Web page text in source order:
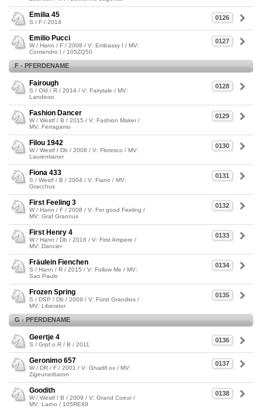
0126
Emilia 45
S / F / 2014
0127
Emilio Pucci
W / Hann / F / 2008 / V: Embassy I / MV:
Contendro I / 105ZQ50
F - PFERDENAME
0128
Fairough
S / Old / R / 2014 / V: Fairytale / MV:
Landioso
0129
Fashion Dancer
W / Westf / B / 2015 / V: Fashion Maker /
MV: Ferragamo
0130
Filou 1942
W / Westf / Db / 2008 / V: Floresco / MV:
Laurentianer
0131
Fiona 433
S / Westf / B / 2004 / V: Fiano / MV:
Gracchus
0132
First Feeling 3
W / Hann / F / 2008 / V: For good Feeling /
MV: Graf Grannus
0133
First Henry 4
W / Hann / Db / 2016 / V: First Ampere /
MV: Dancier
0134
Fräulein Fienchen
S / Hann / R / 2015 / V: Follow Me / MV:
Sao Paulo
0135
Frozen Spring
S / DSP / Db / 2009 / V: Fürst Grandios /
MV: Liberator
G - PFERDENAME
0136
Geertje 4
S / Grpf.o.R / B / 2011
0137
Geronimo 657
W / DR / F / 2001 / V: Ghadif ox / MV:
Zigeunerbaron
0138
Goodith
W / Westf / B / 2009 / V: Grand Coeur /
MV: Larno / 105RE89